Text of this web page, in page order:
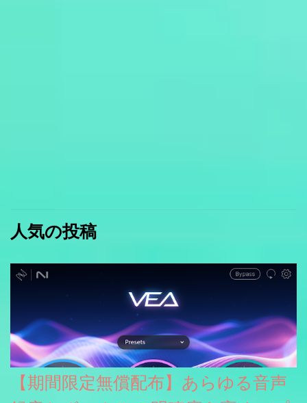
人気の投稿
【期間限定無償配布】あらゆる音声